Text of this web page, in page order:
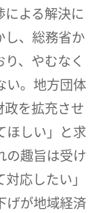
よる解決に
し、総務省か
、やむなく
い。地方団体
政を拡充させ
ほしい」と求
の趣旨は受け
応したい」
げが地域経済